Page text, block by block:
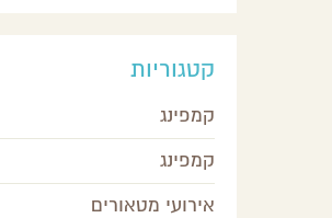
קטגוריות
קמפינג
קמפינג
אירועי מטאורים